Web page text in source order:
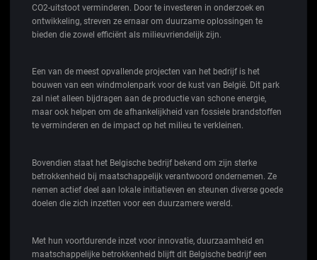
CO2-uitstoot verminderen. Door te investeren in onderzoek en
ontwikkeling, streven ze ernaar om duurzame oplossingen te
bieden die zowel efficiënt als milieuvriendelijk zijn.
Een van de meest opvallende projecten van het bedrijf is het
bouwen van een windmolenpark voor de kust van België. Dit park
zal niet alleen bijdragen aan de productie van schone energie,
maar ook helpen om de afhankelijkheid van fossiele brandstoffen
te verminderen en de impact op het milieu te verkleinen.
Bovendien staat het Belgische bedrijf bekend om zijn sterke
betrokkenheid bij maatschappelijk verantwoord ondernemen. Ze
nemen actief deel aan lokale initiatieven en steunen diverse goede
doelen die zich inzetten voor een duurzamere wereld.
Met hun voortdurende inzet voor innovatie, duurzaamheid en
maatschappelijke betrokkenheid blijft dit Belgische bedrijf een